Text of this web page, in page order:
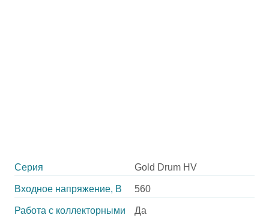
Серия Gold Drum HV
Входное напряжение, В 560
Работа с коллекторными
Да